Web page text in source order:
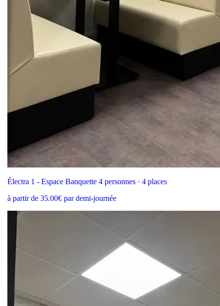
Électra 1 - Espace Banquette 4 personnes · 4 places
à partir de 35.00€ par demi-journée